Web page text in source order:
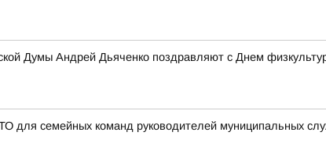
Думы Андрей Дьяченко поздравляют с Днем
для семейных команд руководителей муниципальных